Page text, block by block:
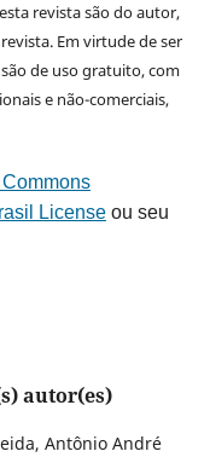
revista são do autor,
Em virtude de ser
de uso gratuito, com
e não-comerciais,
Licenseou seu
autor(es)
Antônio André